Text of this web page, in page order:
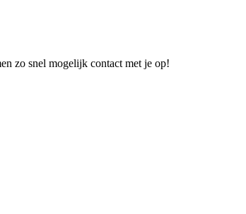
zo snel mogelijk contact met je op!